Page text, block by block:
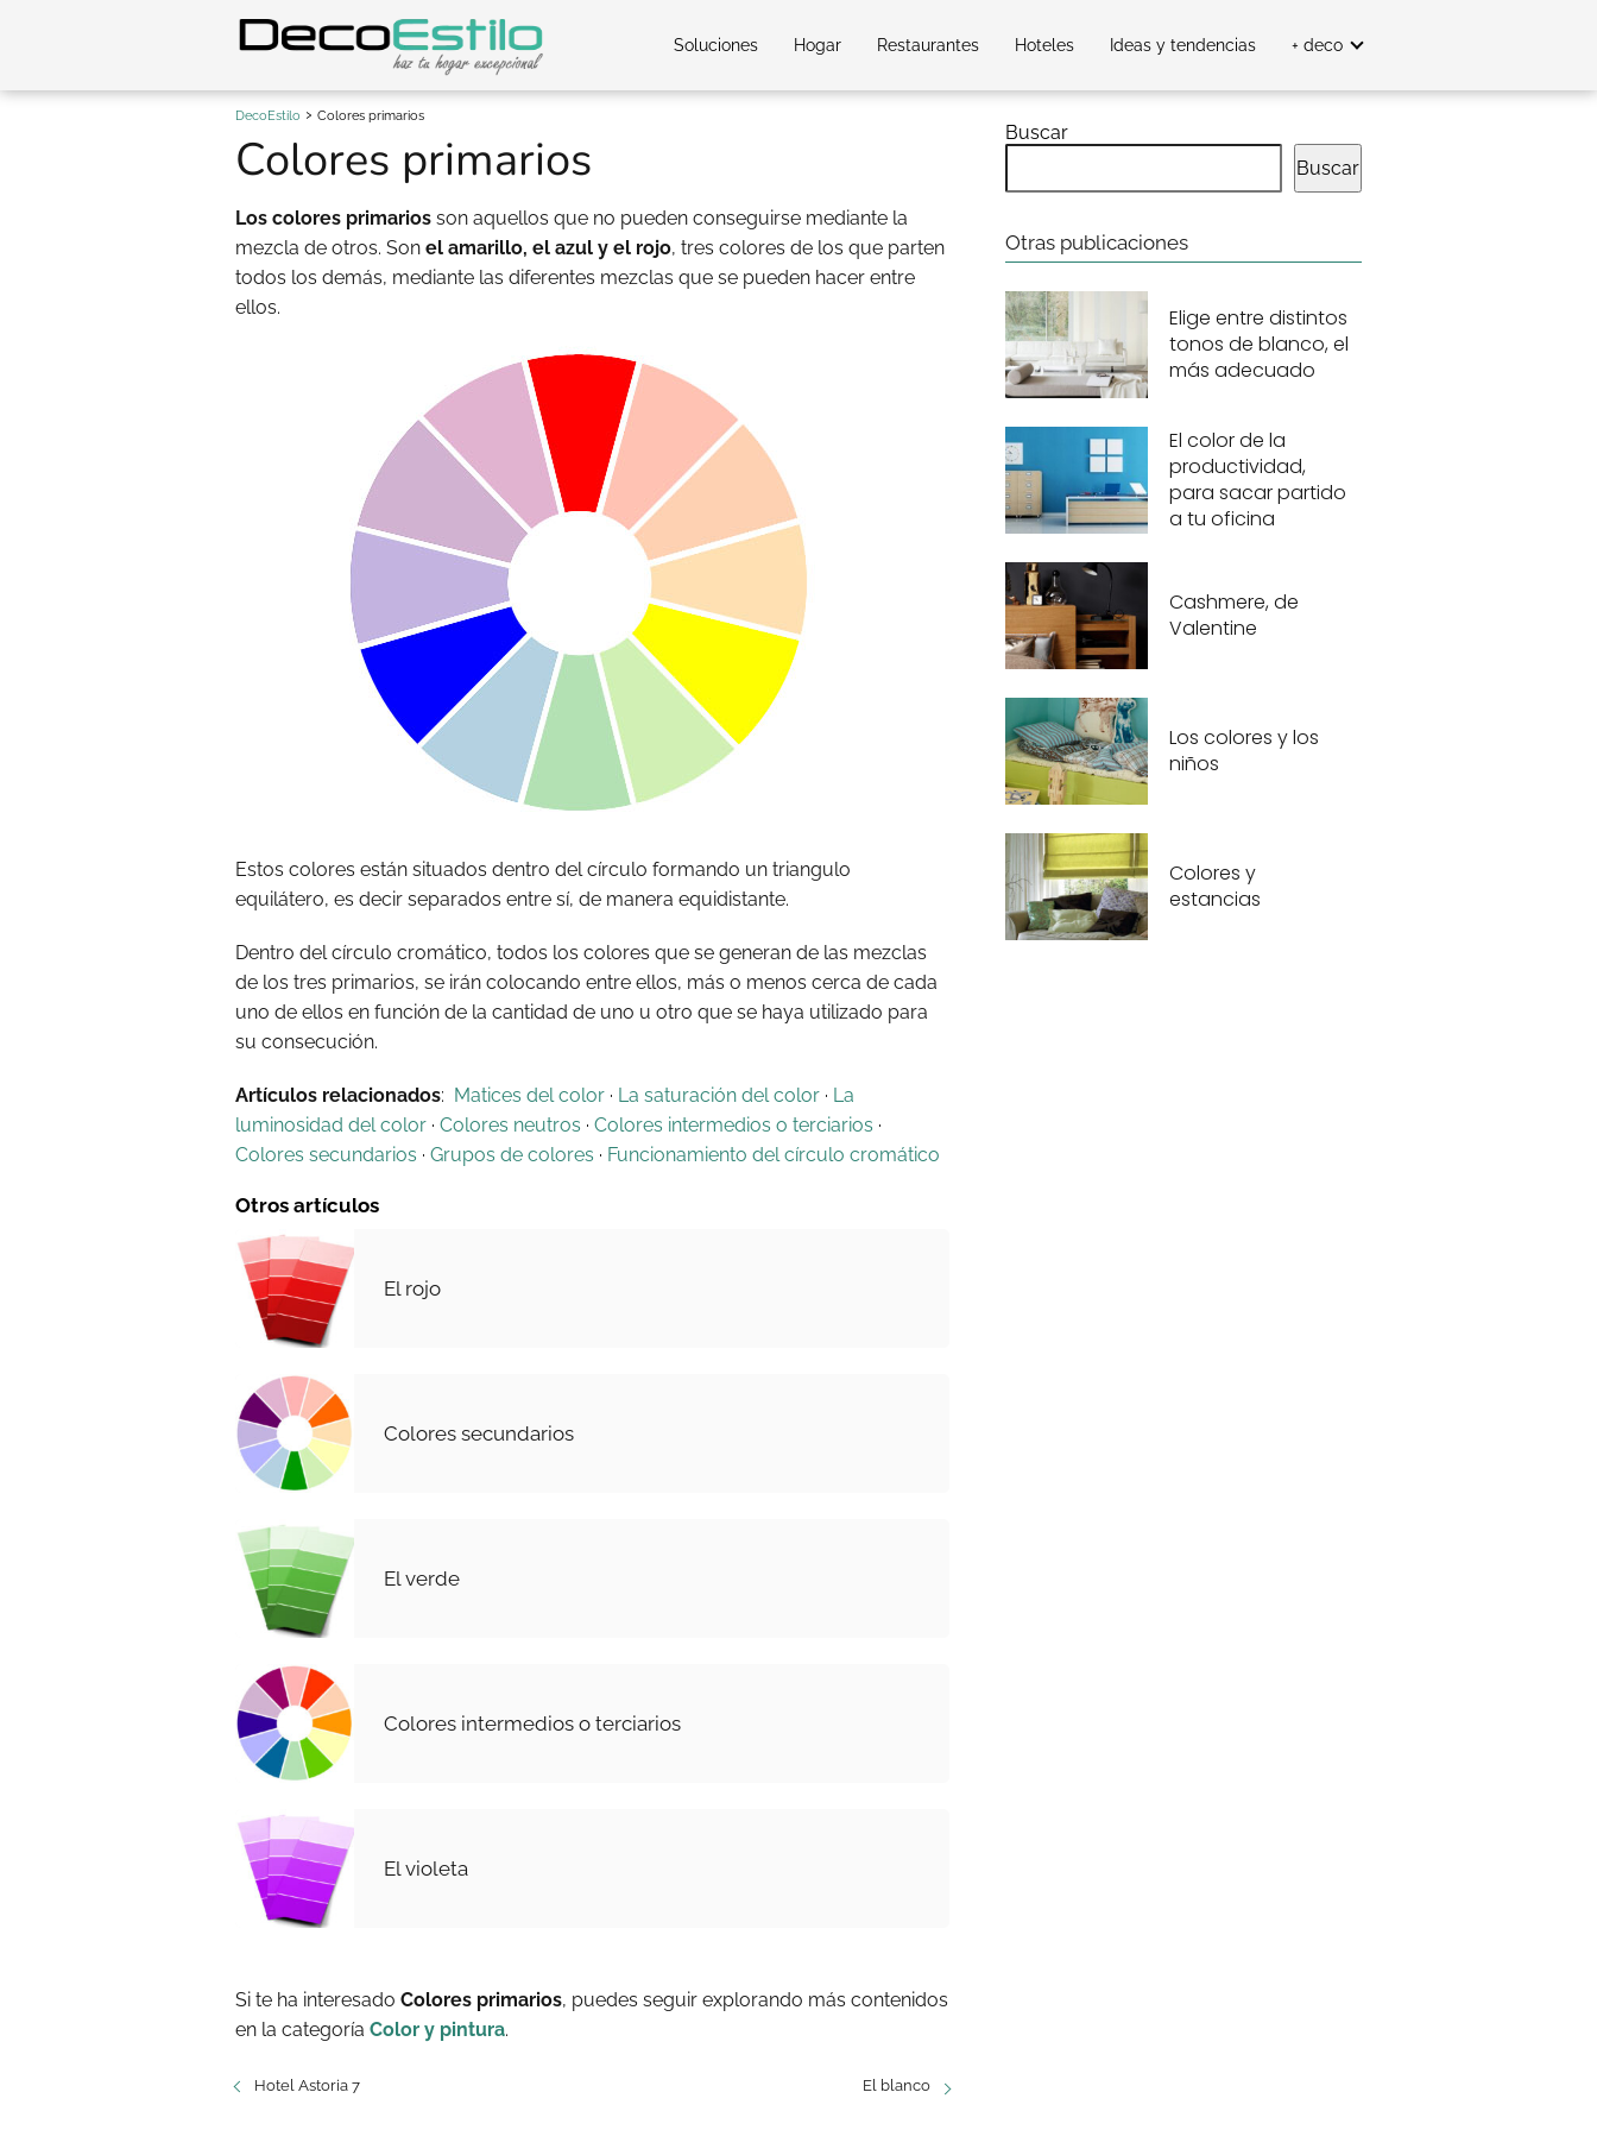
Soluciones Hogar Restaurantes Hoteles Ideas y tendencias + deco
DecoEstilo Colores primarios
Colores primarios
Los colores primarios son aquellos que no pueden conseguirse mediante la
mezcla de otros. Son el amarillo, el azul y el rojo, tres colores de los que parten
todos los demás, mediante las diferentes mezclas que se pueden hacer entre
ellos.
Estos colores están situados dentro del círculo formando un triangulo
equilátero, es decir separados entre sí, de manera equidistante.
Dentro del círculo cromático, todos los colores que se generan de las mezclas
de los tres primarios, se irán colocando entre ellos, más o menos cerca de cada
uno de ellos en función de la cantidad de uno u otro que se haya utilizado para
su consecución.
Artículos relacionados: Matices del color · La saturación del color · La
luminosidad del color · Colores neutros · Colores intermedios o terciarios ·
Colores secundarios · Grupos de colores · Funcionamiento del círculo cromático
Otros artículos
El rojo
Colores secundarios
El verde
Colores intermedios o terciarios
El violeta
Si te ha interesado Colores primarios, puedes seguir explorando más contenidos
en la categoría Color y pintura.
Hotel Astoria 7 El blanco
Buscar
Buscar
Otras publicaciones
Elige entre distintos
tonos de blanco, el
más adecuado
El color de la
productividad,
para sacar partido
a tu oficina
Cashmere, de
Valentine
Los colores y los
niños
Colores y
estancias